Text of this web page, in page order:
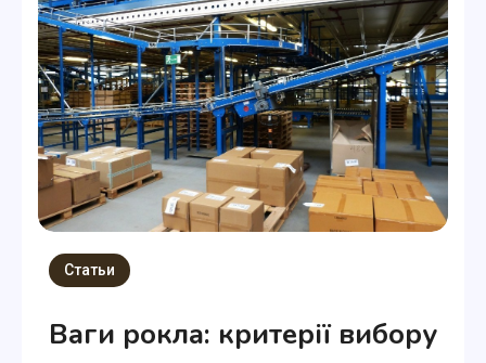
Статьи
Ваги рокла: критерії вибору